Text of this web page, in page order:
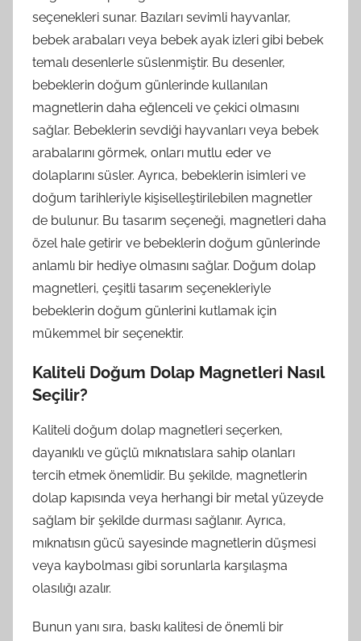
seçenekleri sunar. Bazıları sevimli hayvanlar,
bebek arabaları veya bebek ayak izleri gibi bebek
temalı desenlerle süslenmiştir. Bu desenler,
bebeklerin doğum günlerinde kullanılan
magnetlerin daha eğlenceli ve çekici olmasını
sağlar. Bebeklerin sevdiği hayvanları veya bebek
arabalarını görmek, onları mutlu eder ve
dolaplarını süsler. Ayrıca, bebeklerin isimleri ve
doğum tarihleriyle kişiselleştirilebilen magnetler
de bulunur. Bu tasarım seçeneği, magnetleri daha
özel hale getirir ve bebeklerin doğum günlerinde
anlamlı bir hediye olmasını sağlar. Doğum dolap
magnetleri, çeşitli tasarım seçenekleriyle
bebeklerin doğum günlerini kutlamak için
mükemmel bir seçenektir.
Kaliteli Doğum Dolap Magnetleri Nasıl
Seçilir?
Kaliteli doğum dolap magnetleri seçerken,
dayanıklı ve güçlü mıknatıslara sahip olanları
tercih etmek önemlidir. Bu şekilde, magnetlerin
dolap kapısında veya herhangi bir metal yüzeyde
sağlam bir şekilde durması sağlanır. Ayrıca,
mıknatısın gücü sayesinde magnetlerin düşmesi
veya kaybolması gibi sorunlarla karşılaşma
olasılığı azalır.
Bunun yanı sıra, baskı kalitesi de önemli bir